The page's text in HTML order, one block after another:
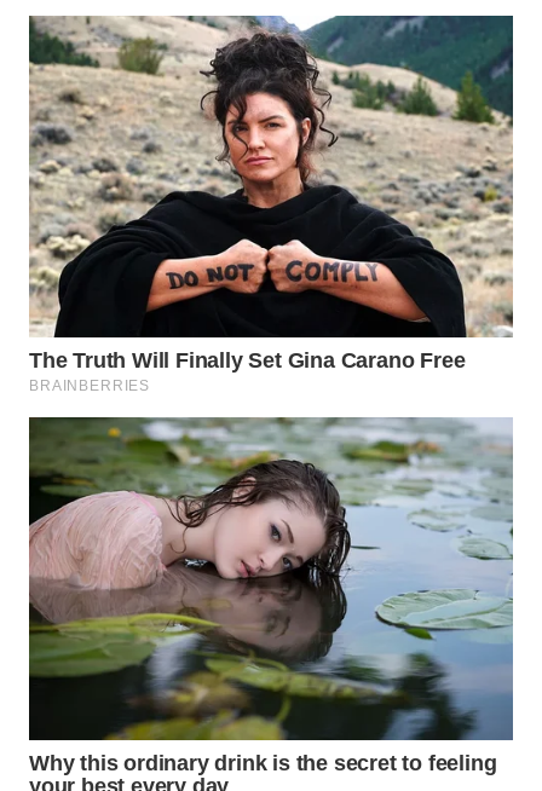
TANJUNG
LESUNG
WN
KARO
WN
SIMALUNGUN
LABUHANBATU
WN
TAPANULI
TENGAH
WN DELI
SERDANG
WN
TEBING
TINGGI
WN